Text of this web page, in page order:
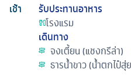
เช้า
รับประทานอาหาร
โรงแรม
เดินทาง
จงเตี้ยน (แชงกรีล่า)
ธารน้ำขาว (น้ำตกไป๋สุ่